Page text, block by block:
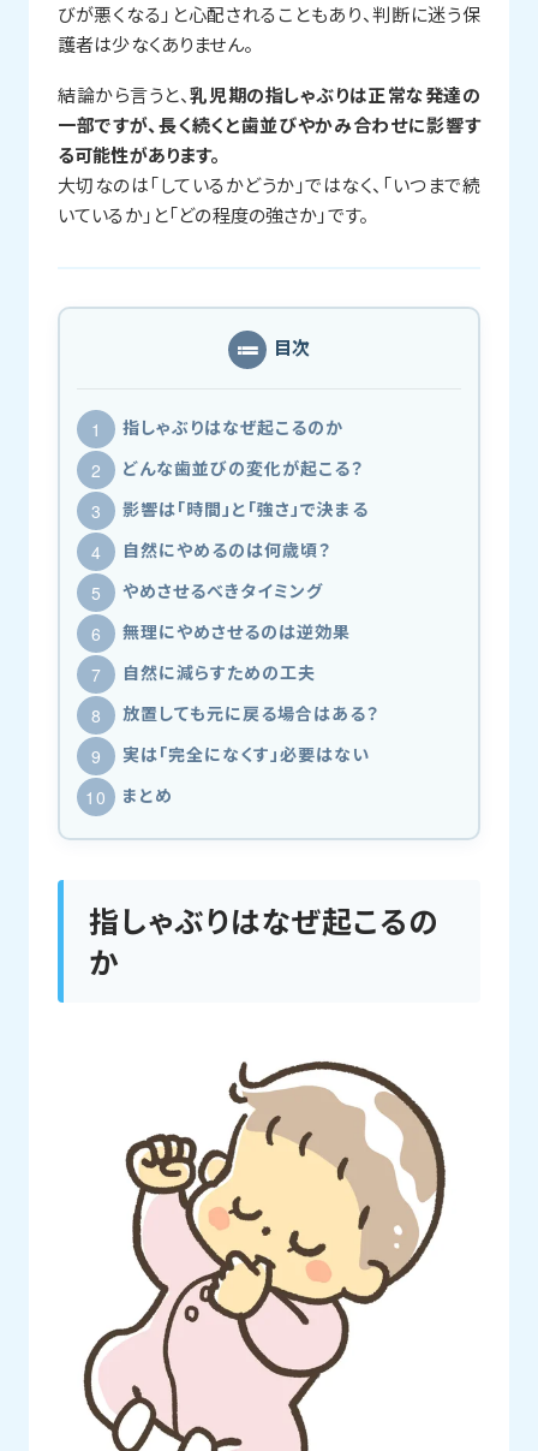
びが悪くなる」と心配されることもあり、判断に迷う保
護者は少なくありません。
結論から言うと、乳児期の指しゃぶりは正常な発達の
一部ですが、長く続くと歯並びやかみ合わせに影響す
る可能性があります。
大切なのは「しているかどうか」ではなく、「いつまで続
いているか」と「どの程度の強さか」です。
目次
指しゃぶりはなぜ起こるのか
どんな歯並びの変化が起こる？
影響は「時間」と「強さ」で決まる
自然にやめるのは何歳頃？
やめさせるべきタイミング
無理にやめさせるのは逆効果
自然に減らすための工夫
放置しても元に戻る場合はある？
実は「完全になくす」必要はない
まとめ
指しゃぶりはなぜ起こるの
か